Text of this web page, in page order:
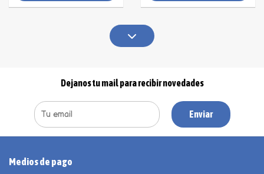
Dejanos tu mail para recibir novedades
Enviar
Medios de pago